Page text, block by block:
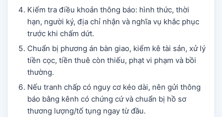
Kiểm tra điều khoản thông báo: hình thức, thời
hạn, người ký, địa chỉ nhận và nghĩa vụ khắc phục
trước khi chấm dứt.
Chuẩn bị phương án bàn giao, kiểm kê tài sản, xử lý
tiền cọc, tiền thuê còn thiếu, phạt vi phạm và bồi
thường.
Nếu tranh chấp có nguy cơ kéo dài, nên gửi thông
báo bằng kênh có chứng cứ và chuẩn bị hồ sơ
thương lượng/tố tụng ngay từ đầu.